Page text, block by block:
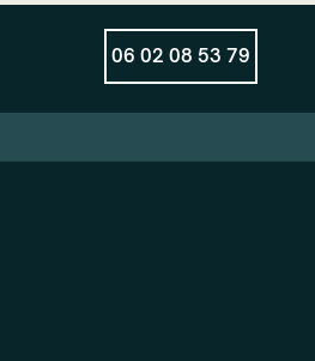
06 02 08 53 79